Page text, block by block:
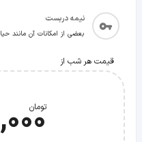
نیمه دربست
بعضی از امکانات آن مانند
قیمت هر شب از
تومان